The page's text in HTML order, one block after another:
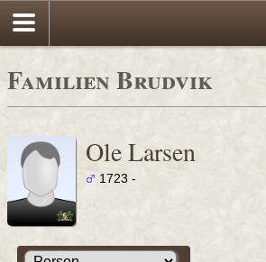
Familien Brudvik
Ole Larsen
1723 -